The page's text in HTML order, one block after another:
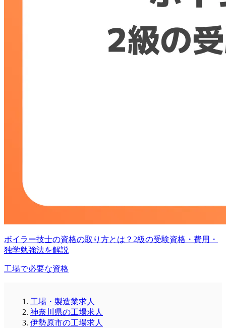
ボイラー技士の資格の取り方とは？2級の受験資格・費用・
独学勉強法を解説
工場で必要な資格
工場・製造業求人
神奈川県の工場求人
伊勢原市の工場求人